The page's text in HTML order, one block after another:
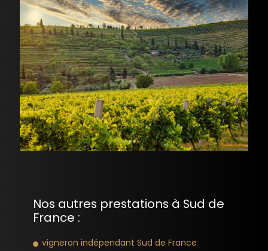
Nos autres prestations à Sud de
France :
vigneron indépendant Sud de France